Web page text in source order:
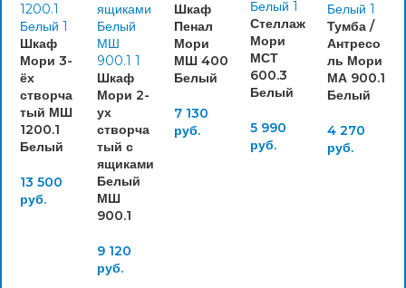
Шкаф
Мори 3-
ёх
створча
тый МШ
1200.1
Белый
13 500
руб.
Шкаф
Мори 2-
ух
створча
тый с
ящиками
Белый
МШ
900.1
9 120
руб.
Шкаф
Пенал
Мори
МШ 400
Белый
7 130
руб.
Стеллаж
Мори
МСТ
600.3
Белый
5 990
руб.
Тумба /
Антресо
ль Мори
МА 900.1
Белый
4 270
руб.